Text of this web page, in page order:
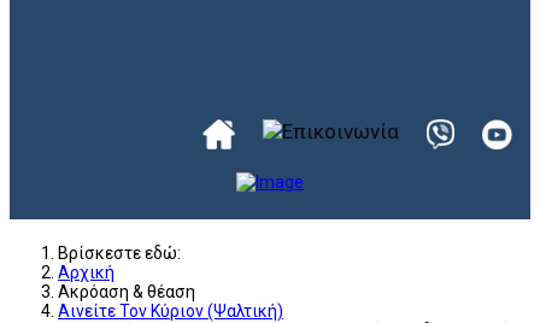
Βρίσκεστε εδώ:
Αρχική
Ακρόαση & θέαση
Αινείτε Τον Κύριον (Ψαλτική)